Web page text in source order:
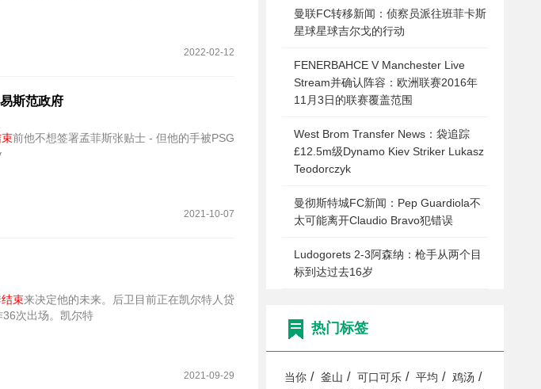
2022-02-12
斯范政府
前他不想签署孟菲斯张贴士 - 但他的手被PSG
2021-10-07
结束来决定他的未来。后卫目前正在凯尔特人贷
次出场。凯尔特
2021-09-29
曼联FC转移新闻：侦察员派往班菲卡斯
星球星球吉尔戈的行动
FENERBAHCE V Manchester Live
Stream并确认阵容：欧洲联赛2016年
11月3日的联赛覆盖范围
West Brom Transfer News：袋追踪
£12.5m级Dynamo Kiev Striker Lukasz
Teodorczyk
曼彻斯特城FC新闻：Pep Guardiola不
太可能离开Claudio Bravo犯错误
Ludogorets 2-3阿森纳：枪手从两个目
标到达过去16岁
热门标签
当你 / 釜山 / 可口可乐 / 平均 / 鸡汤 /